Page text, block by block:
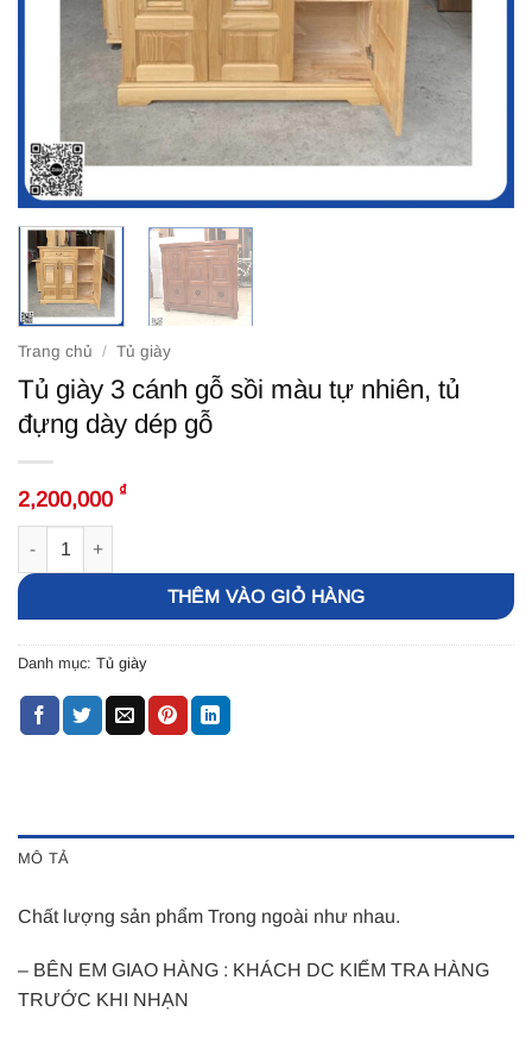
Trang chủ / Tủ giày
Tủ giày 3 cánh gỗ sồi màu tự nhiên, tủ
đựng dày dép gỗ
2,200,000 ₫
THÊM VÀO GIỎ HÀNG
Danh mục: Tủ giày
MÔ TẢ
Chất lượng sản phẩm Trong ngoài như nhau.
– BÊN EM GIAO HÀNG : KHÁCH DC KIỂM TRA HÀNG
TRƯỚC KHI NHẠN